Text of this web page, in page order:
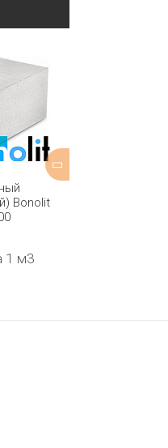
Bonolit
1 м3